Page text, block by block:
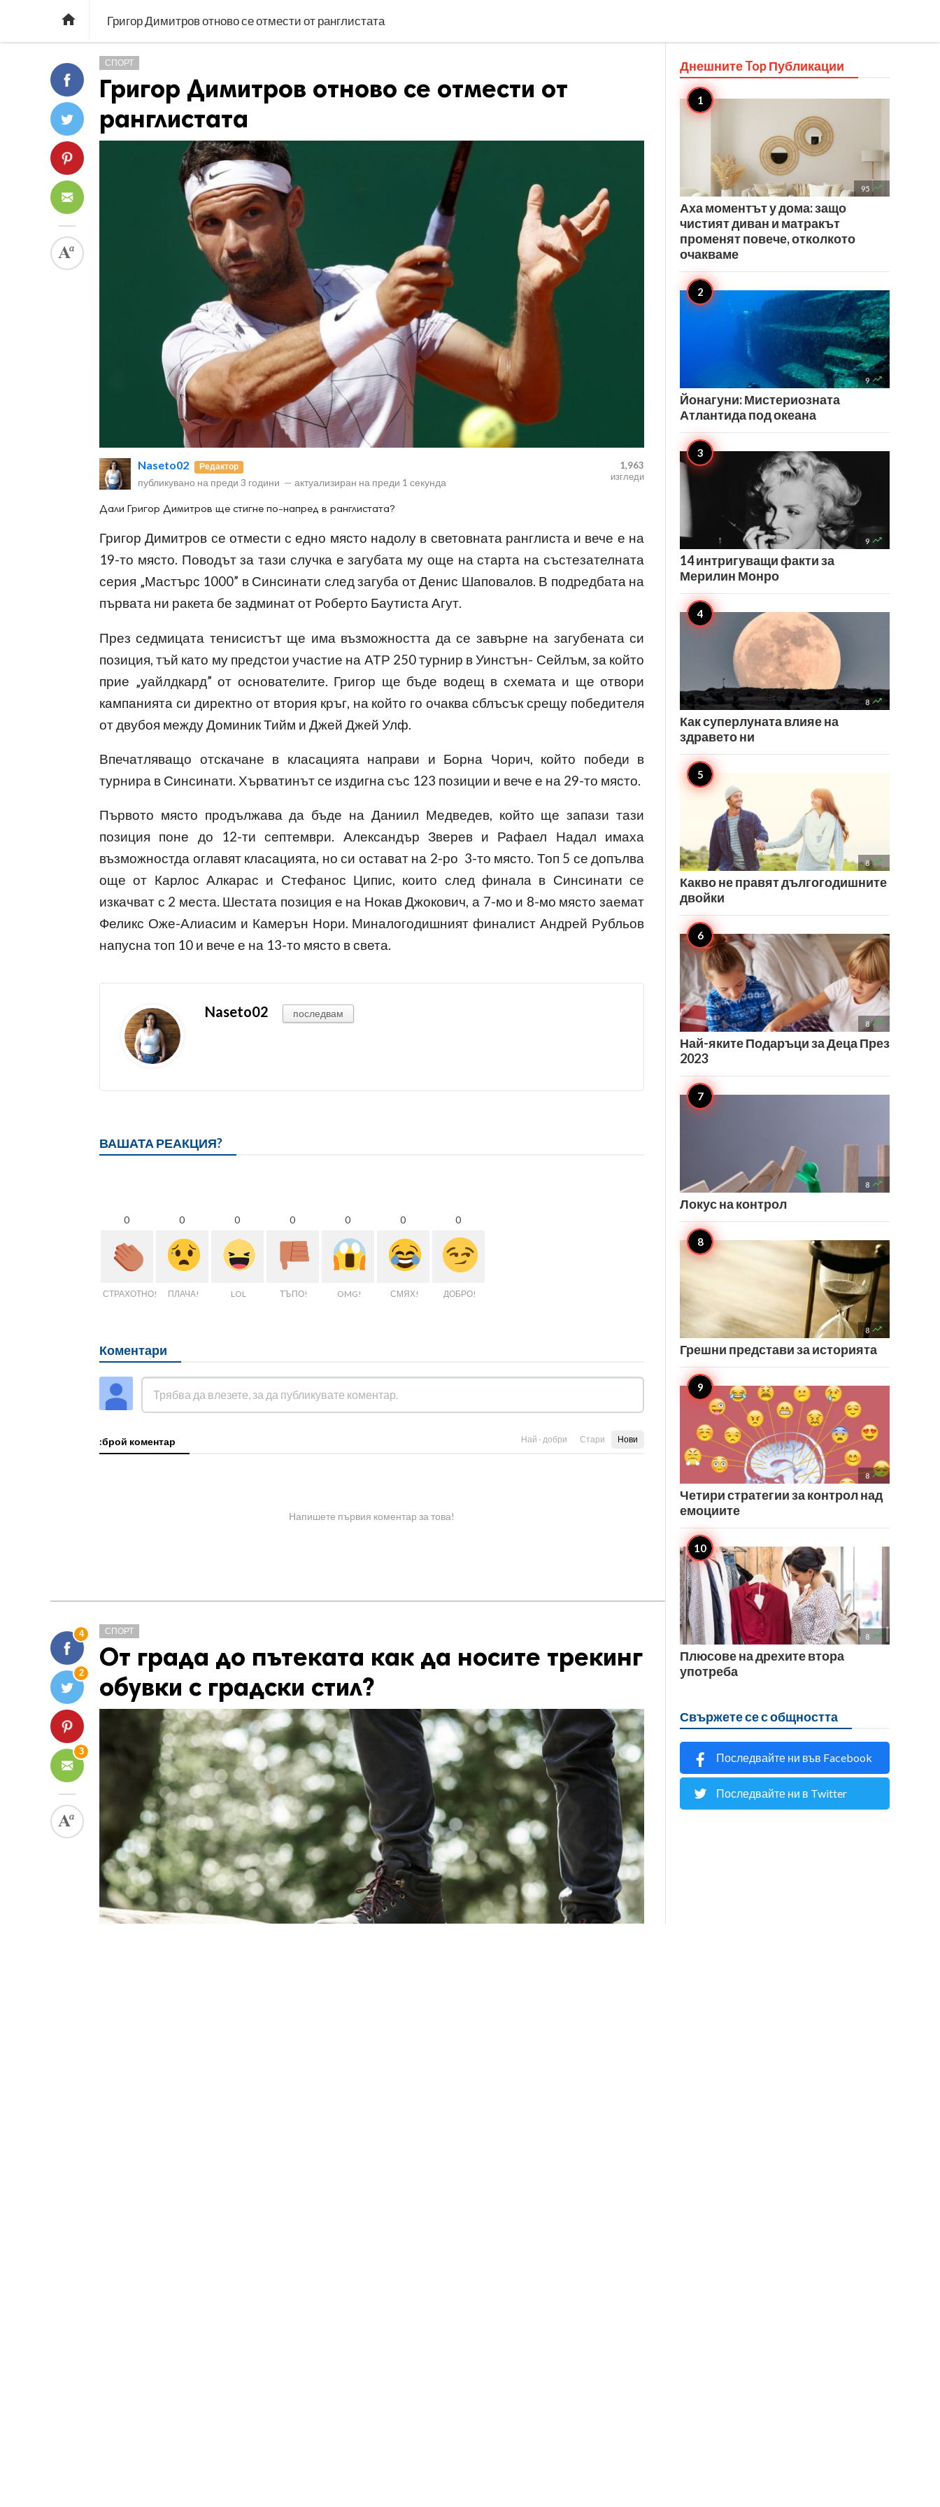
 Григор Димитров отново се отмести от ранглистата
СПОРТ
Григор Димитров отново се отмести от
ранглистата
Naseto02 Редактор
публикувано на преди 3 години — актуализиран на преди 1 секунда
1,963
изгледи
Дали Григор Димитров ще стигне по-напред в ранглистата?
Григор Димитров се отмести с едно място надолу в световната ранглиста и вече е на
19-то място. Поводът за тази случка е загубата му още на старта на състезателната
серия „Мастърс 1000” в Синсинати след загуба от Денис Шаповалов. В подредбата на
първата ни ракета бе задминат от Роберто Баутиста Агут.
През седмицата тенисистът ще има възможността да се завърне на загубената си
позиция, тъй като му предстои участие на АТР 250 турнир в Уинстън- Сейлъм, за който
прие „уайлдкард” от основателите. Григор ще бъде водещ в схемата и ще отвори
кампанията си директно от втория кръг, на който го очаква сблъсък срещу победителя
от двубоя между Доминик Тийм и Джей Джей Улф.
Впечатляващо отскачане в класацията направи и Борна Чорич, който победи в
турнира в Синсинати. Хърватинът се издигна със 123 позиции и вече е на 29-то място.
Първото място продължава да бъде на Даниил Медведев, който ще запази тази
позиция поне до 12-ти септември. Александър Зверев и Рафаел Надал имаха
възможностда оглавят класацията, но си остават на 2-ро 3-то място. Топ 5 се допълва
още от Карлос Алкарас и Стефанос Ципис, които след финала в Синсинати се
изкачват с 2 места. Шестата позиция е на Нокав Джокович, а 7-мо и 8-мо място заемат
Феликс Оже-Алиасим и Камерън Нори. Миналогодишният финалист Андрей Рубльов
напусна топ 10 и вече е на 13-то място в света.
Naseto02 последвам
ВАШАТА РЕАКЦИЯ?
0
СТРАХОТНО!
0
ПЛАЧА!
0
LOL
0
ТЪПО!
0
OMG!
0
СМЯХ!
0
ДОБРО!
Коментари
:брой коментар Най - добри Стари Нови
Напишете първия коментар за това!
4
2
3
СПОРТ
От града до пътеката как да носите трекинг
обувки с градски стил?
Днешните TopПубликации
95 
Аха моментът у дома: защо
чистият диван и матракът
променят повече, отколкото
очакваме
9 
Йонагуни: Мистериозната
Атлантида под океана
9 
14 интригуващи факти за
Мерилин Монро
8 
Как суперлуната влияе на
здравето ни
8 
Какво не правят дългогодишните
двойки
8 
Най-яките Подаръци за Деца През
2023
8 
Локус на контрол
8 
Грешни представи за историята
8 
Четири стратегии за контрол над
емоциите
8 
Плюсове на дрехите втора
употреба
Свържете се с общността
Последвайте ни във Facebook
Последвайте ни в Twitter